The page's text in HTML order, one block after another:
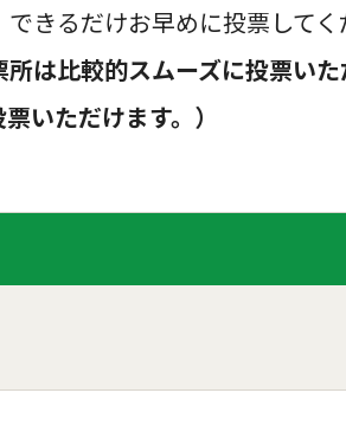
きるだけお早めに投票して
は比較的スムーズに投票い
いただけます。）